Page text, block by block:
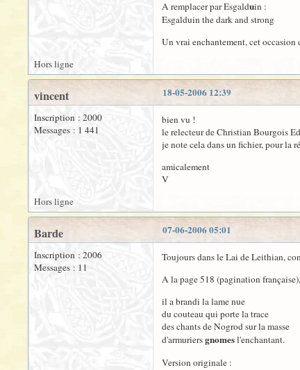
A remplacer par Esgalduin :
Esgalduin the dark and strong
Un vrai enchantement, cet
Hors ligne
18-05-2006 12:39
vincent
Inscription : 2000
Messages : 1 441
bien vu !
le relecteur de Christian Bourgois
je note cela dans un fichier, pour la
amicalement
V
Hors ligne
07-06-2006 05:01
Barde
Inscription : 2006
Messages : 11
Toujours dans le Lai de Leithian,
A la page 518 (pagination
il a brandi la lame nue
du couteau qui porte la trace
des chants de Nogrod sur la masse
d'armuriersgnomesl'enchantant.
Version originale :